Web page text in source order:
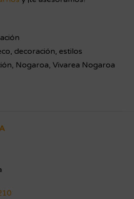
, decoración, estilos
, Nogaroa,Vivarea Nogaroa